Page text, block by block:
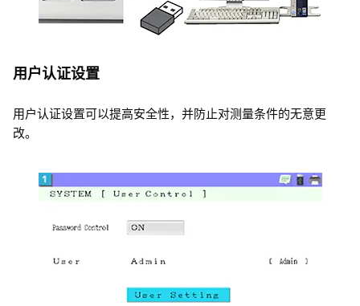
用户认证设置
用户认证设置可以提高安全性，并防止对测量条件的无意更
改。